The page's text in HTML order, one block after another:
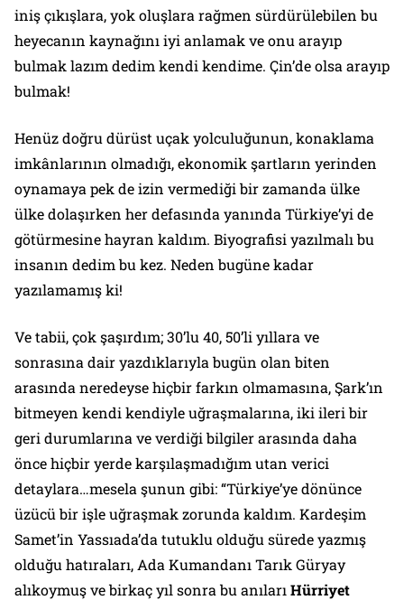
iniş çıkışlara, yok oluşlara rağmen sürdürülebilen bu
heyecanın kaynağını iyi anlamak ve onu arayıp
bulmak lazım dedim kendi kendime. Çin’de olsa arayıp
bulmak!
Henüz doğru dürüst uçak yolculuğunun, konaklama
imkânlarının olmadığı, ekonomik şartların yerinden
oynamaya pek de izin vermediği bir zamanda ülke
ülke dolaşırken her defasında yanında Türkiye’yi de
götürmesine hayran kaldım. Biyografisi yazılmalı bu
insanın dedim bu kez. Neden bugüne kadar
yazılamamış ki!
Ve tabii, çok şaşırdım; 30’lu 40, 50’li yıllara ve
sonrasına dair yazdıklarıyla bugün olan biten
arasında neredeyse hiçbir farkın olmamasına, Şark’ın
bitmeyen kendi kendiyle uğraşmalarına, iki ileri bir
geri durumlarına ve verdiği bilgiler arasında daha
önce hiçbir yerde karşılaşmadığım utan verici
detaylara…mesela şunun gibi: “Türkiye’ye dönünce
üzücü bir işle uğraşmak zorunda kaldım. Kardeşim
Samet’in Yassıada’da tutuklu olduğu sürede yazmış
olduğu hatıraları, Ada Kumandanı Tarık Güryay
alıkoymuş ve birkaç yıl sonra bu anıları Hürriyet